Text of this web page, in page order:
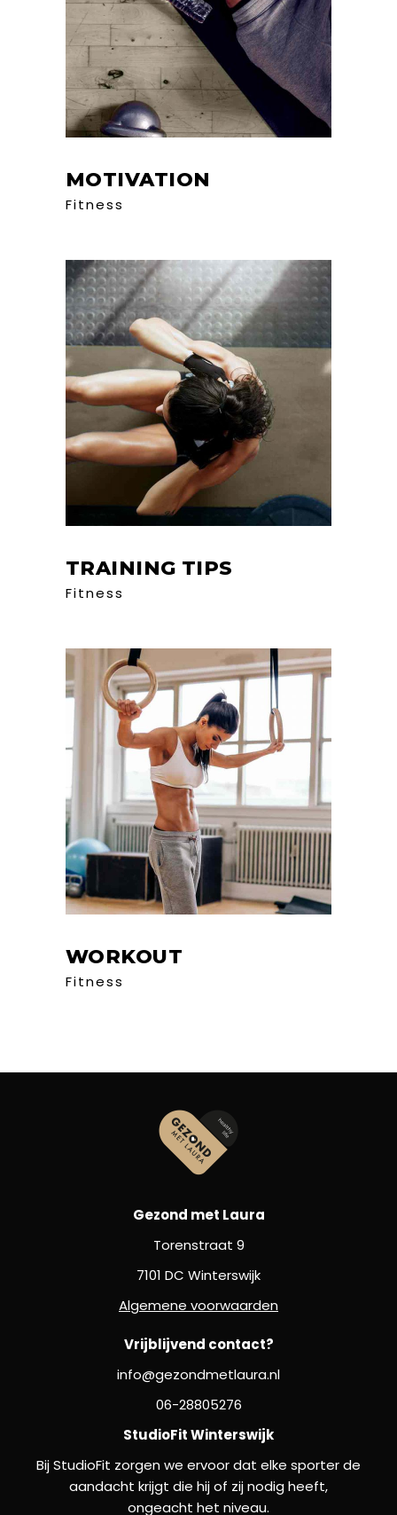
MOTIVATION
Fitness
TRAINING TIPS
Fitness
WORKOUT
Fitness
Gezond met Laura
Torenstraat 9
7101 DC Winterswijk
Algemene voorwaarden
Vrijblijvend contact?
info@gezondmetlaura.nl
06-28805276
StudioFit Winterswijk
Bij StudioFit zorgen we ervoor dat elke sporter de
aandacht krijgt die hij of zij nodig heeft,
ongeacht het niveau.